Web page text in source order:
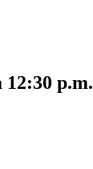
12:30 p.m.